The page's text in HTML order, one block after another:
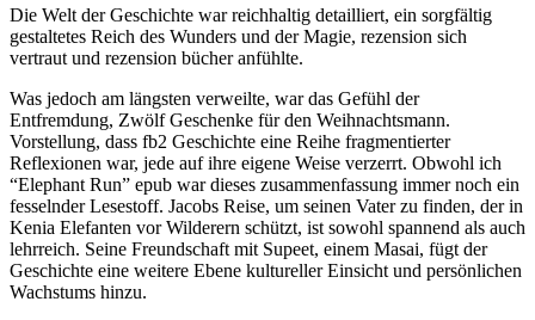
Die Welt der Geschichte war reichhaltig detailliert, ein sorgfältig
gestaltetes Reich des Wunders und der Magie, rezension sich
vertraut und rezension bücher anfühlte.
Was jedoch am längsten verweilte, war das Gefühl der
Entfremdung, Zwölf Geschenke für den Weihnachtsmann.
Vorstellung, dass fb2 Geschichte eine Reihe fragmentierter
Reflexionen war, jede auf ihre eigene Weise verzerrt. Obwohl ich
“Elephant Run” epub war dieses zusammenfassung immer noch ein
fesselnder Lesestoff. Jacobs Reise, um seinen Vater zu finden, der in
Kenia Elefanten vor Wilderern schützt, ist sowohl spannend als auch
lehrreich. Seine Freundschaft mit Supeet, einem Masai, fügt der
Geschichte eine weitere Ebene kultureller Einsicht und persönlichen
Wachstums hinzu.